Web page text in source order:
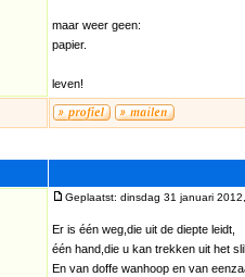
maar weer geen:
papier.
leven!
Geplaatst: dinsdag 31 januari
Er is één weg,die uit de diepte leidt,
één hand,die u kan trekken uit het
En van doffe wanhoop en van